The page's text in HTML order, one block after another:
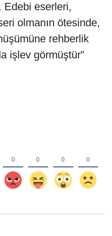
Edebi eserleri,
olmanın ötesinde,
rehberlik
işlev görmüştür”